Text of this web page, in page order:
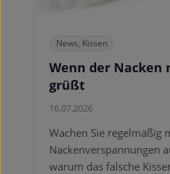
News, Kissen
Wenn der Nacken
grüßt
16.07.2026
Wachen Sie regelmäßig
Nackenverspannungen
warum das falsche